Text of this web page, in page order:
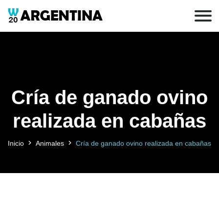
Cría de ganado ovino
realizada en cabañas
Inicio Animales Cría de ganado ovino realizada en cabañas